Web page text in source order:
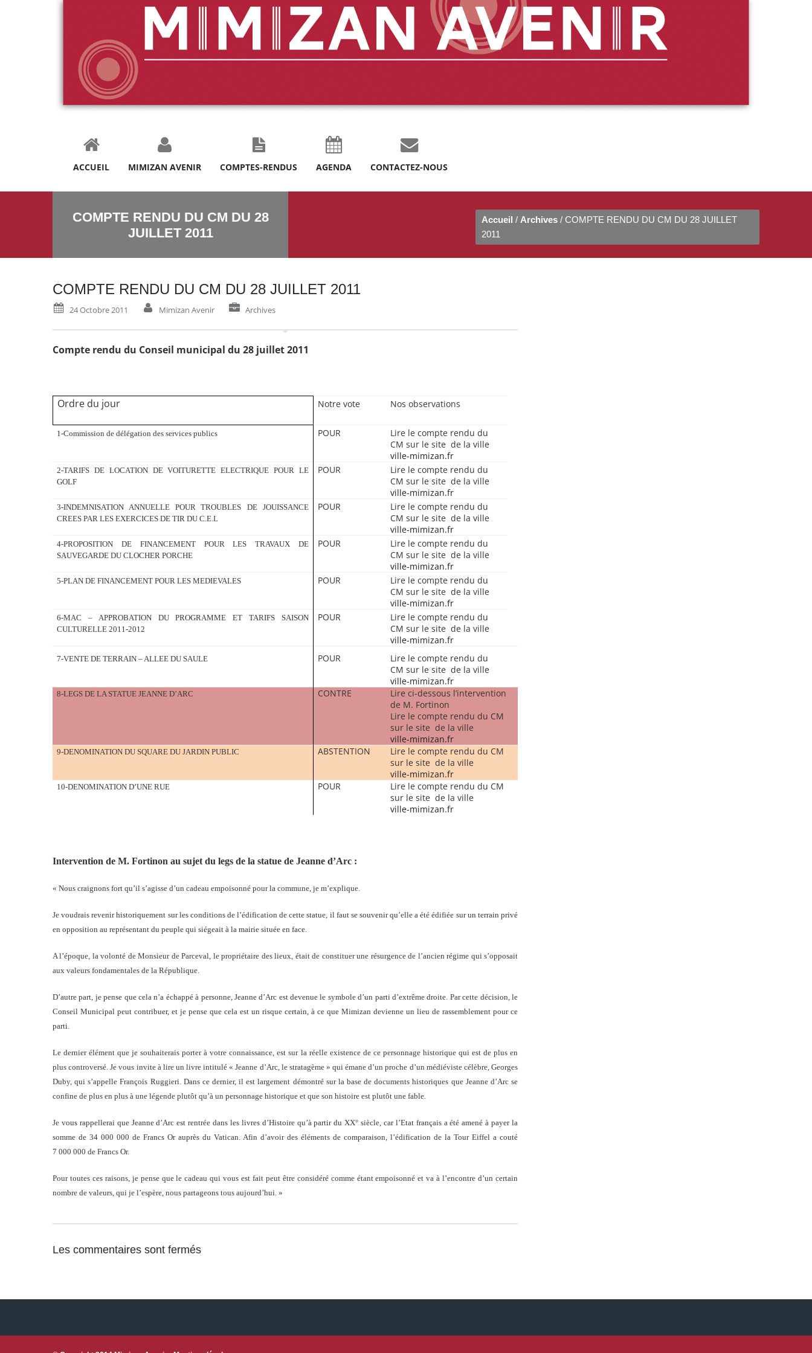
ACCUEIL MIMIZAN AVENIR COMPTES-RENDUS AGENDA CONTACTEZ-NOUS
COMPTE RENDU DU CM DU 28
JUILLET 2011
Accueil / Archives / COMPTE RENDU DU CM DU 28 JUILLET
2011
COMPTE RENDU DU CM DU 28 JUILLET 2011
24 Octobre 2011 Mimizan Avenir Archives
Compte rendu du Conseil municipal du 28 juillet 2011
Ordre du jour Notre vote Nos observations
1-Commission de délégation des services publics POUR
Lire le compte rendu du
CM sur le site de la ville
ville-mimizan.fr
2-TARIFS DE LOCATION DE VOITURETTE ELECTRIQUE POUR LE
GOLF
POUR
Lire le compte rendu du
CM sur le site de la ville
ville-mimizan.fr
3-INDEMNISATION ANNUELLE POUR TROUBLES
DE JOUISSANCE
CREES PAR LES EXERCICES DE TIR DU C.E.L
POUR
Lire le compte rendu du
CM sur le site de la ville
ville-mimizan.fr
4-PROPOSITION DE FINANCEMENT POUR LES TRAVAUX DE
SAUVEGARDE DU CLOCHER PORCHE
POUR
Lire le compte rendu du
CM sur le site de la ville
ville-mimizan.fr
5-PLAN DE FINANCEMENT POUR LES MEDIEVALES POUR
Lire le compte rendu du
CM sur le site de la ville
ville-mimizan.fr
6-MAC – APPROBATION DU PROGRAMME ET TARIFS SAISON
CULTURELLE 2011-2012
POUR
Lire le compte rendu du
CM sur le site de la ville
ville-mimizan.fr
7-VENTE DE TERRAIN – ALLEE DU SAULE POUR
Lire le compte rendu du
CM sur le site de la ville
ville-mimizan.fr
8-LEGS DE LA STATUE JEANNE D’ARC CONTRE
Lire ci-dessous l’intervention
de M. Fortinon
Lire le compte rendu du CM
sur le site de la ville
ville-mimizan.fr
9-DENOMINATION DU SQUARE DU JARDIN PUBLIC ABSTENTION
Lire le compte rendu du CM
sur le site de la ville
ville-mimizan.fr
10-DENOMINATION D’UNE RUE POUR
Lire le compte rendu du CM
sur le site de la ville
ville-mimizan.fr
Intervention de M. Fortinon au sujet du legs de la statue de Jeanne d’Arc :
« Nous craignons fort qu’il s’agisse d’un cadeau empoisonné pour la commune, je m’explique.
Je voudrais revenir historiquement sur les conditions de l’édification de cette statue, il faut se souvenir qu’elle a été édifiée sur un terrain privé
en opposition au représentant du peuple qui siégeait à la mairie située en face.
A l’époque, la volonté de Monsieur de Parceval, le propriétaire des lieux, était de constituer une résurgence de l’ancien régime qui s’opposait
aux valeurs fondamentales de la République.
D’autre part, je pense que cela n’a échappé à personne, Jeanne d’Arc est devenue le symbole d’un parti d’extrême droite. Par cette décision, le
Conseil Municipal peut contribuer, et je pense que cela est un risque certain, à ce que Mimizan devienne un lieu de rassemblement pour ce
parti.
Le dernier élément que je souhaiterais porter à votre connaissance, est sur la réelle existence de ce personnage historique qui est de plus en
plus controversé. Je vous invite à lire un livre intitulé « Jeanne d’Arc, le stratagème » qui émane d’un proche d’un médiéviste célèbre, Georges
Duby, qui s’appelle François Ruggieri. Dans ce dernier, il est largement démontré sur la base de documents historiques que Jeanne d’Arc se
confine de plus en plus à une légende plutôt qu’à un personnage historique et que son histoire est plutôt une fable.
Je vous rappellerai que Jeanne d’Arc est rentrée dans les livres d’Histoire qu’à partir du XX° siècle, car l’Etat français a été amené à payer la
somme de 34 000 000 de Francs Or auprès du Vatican. Afin d’avoir des éléments de comparaison, l’édification de la Tour Eiffel a couté
7 000 000 de Francs Or.
Pour toutes ces raisons, je pense que le cadeau qui vous est fait peut être considéré comme étant empoisonné et va à l’encontre d’un certain
nombre de valeurs, qui je l’espère, nous partageons tous aujourd’hui. »
Les commentaires sont fermés